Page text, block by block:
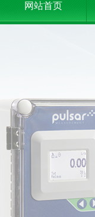
网站首页